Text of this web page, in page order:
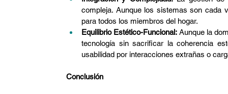
compleja. Aunque los sistemas son cada
para todos los miembros del hogar.
Equilibrio Estético-Funcional: Aunque la
tecnología sin sacrificar la coherencia
usabilidad por interacciones extrañas o
Conclusión